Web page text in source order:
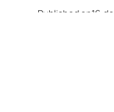
Published on16
When